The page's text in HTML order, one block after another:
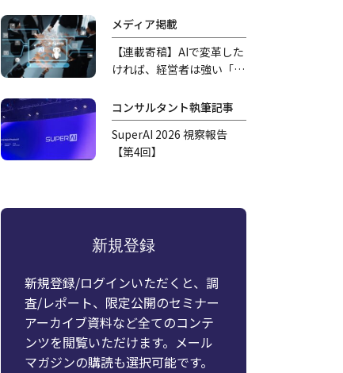
メディア掲載
【連載寄稿】AIで変革した
ければ、経営者は強い「覚
コンサルタント執筆記事
SuperAI 2026 視察報告
【第4回】
新規登録
新規登録/ログインいただくと、調
査/レポート、限定公開のセミナー
アーカイブ資料など全てのコンテ
ンツを閲覧いただけます。メール
マガジンの購読も選択可能です。